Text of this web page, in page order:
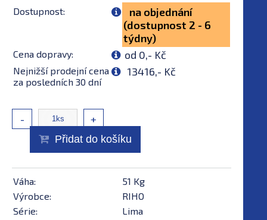
Dostupnost:
na objednání
(dostupnost 2 - 6
týdny)
Cena dopravy: od 0,- Kč
Nejnižší prodejní cena
za posledních 30 dní
13416,- Kč
- +
Přidat do košíku
Váha:
51 Kg
Výrobce:
RIHO
Série:
Lima